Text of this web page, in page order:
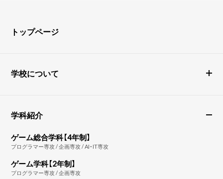
トップページ
学校について
学科紹介
ゲーム総合学科【4年制】
プログラマー専攻 / 企画専攻 / AI・IT専攻
ゲーム学科【2年制】
プログラマー専攻 / 企画専攻